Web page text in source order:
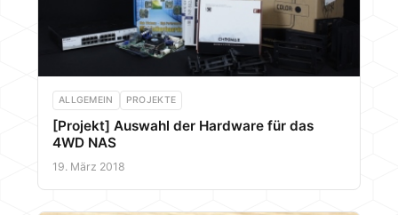
ALLGEMEIN PROJEKTE
[Projekt] Auswahl der Hardware für das
4WD NAS
19. März 2018